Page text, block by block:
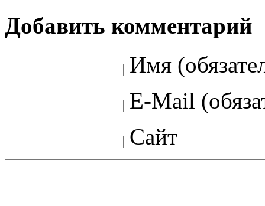
Добавить комментарий
Имя
E-Mail
Сайт